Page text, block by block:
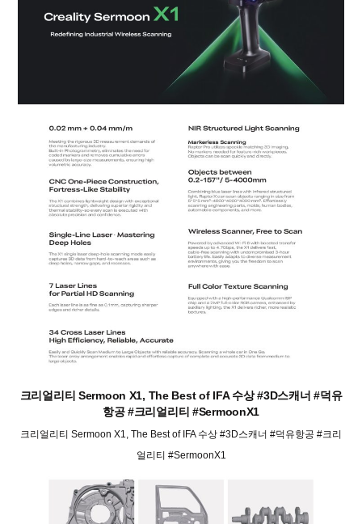
크리얼리티 Sermoon X1, The Best of IFA 수상 #3D스캐너 #덕유
항공 #크리얼리티 #SermoonX1
크리얼리티 Sermoon X1, The Best of IFA 수상 #3D스캐너 #덕유항공 #크리
얼리티 #SermoonX1